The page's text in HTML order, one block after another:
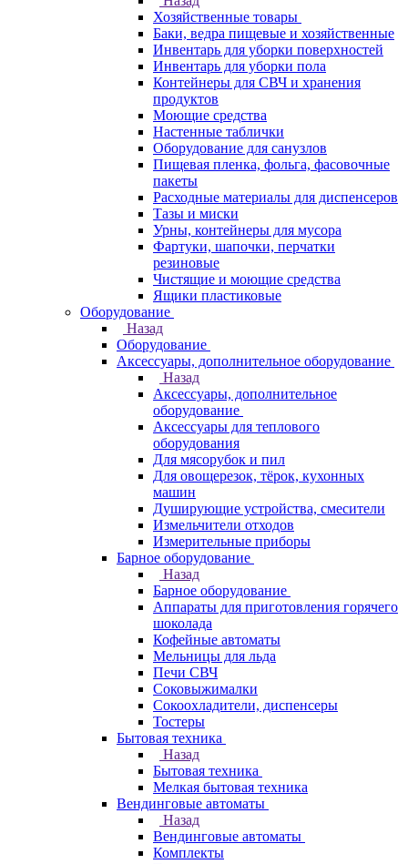
Хозяйственные товары
Баки, ведра пищевые и хозяйственные
Инвентарь для уборки поверхностей
Инвентарь для уборки пола
Контейнеры для СВЧ и хранения
продуктов
Моющие средства
Настенные таблички
Оборудование для санузлов
Пищевая пленка, фольга, фасовочные
пакеты
Расходные материалы для диспенсеров
Тазы и миски
Урны, контейнеры для мусора
Фартуки, шапочки, перчатки
резиновые
Чистящие и моющие средства
Ящики пластиковые
Оборудование
Назад
Оборудование
Аксессуары, дополнительное оборудование
Назад
Аксессуары, дополнительное
оборудование
Аксессуары для теплового
оборудования
Для мясорубок и пил
Для овощерезок, тёрок, кухонных
машин
Душирующие устройства, смесители
Измельчители отходов
Измерительные приборы
Барное оборудование
Назад
Барное оборудование
Аппараты для приготовления горячего
шоколада
Кофейные автоматы
Мельницы для льда
Печи СВЧ
Соковыжималки
Сокоохладители, диспенсеры
Тостеры
Бытовая техника
Назад
Бытовая техника
Мелкая бытовая техника
Вендинговые автоматы
Назад
Вендинговые автоматы
Комплекты